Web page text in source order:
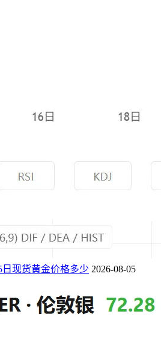
日现货黄金价格多少 2026-08-05